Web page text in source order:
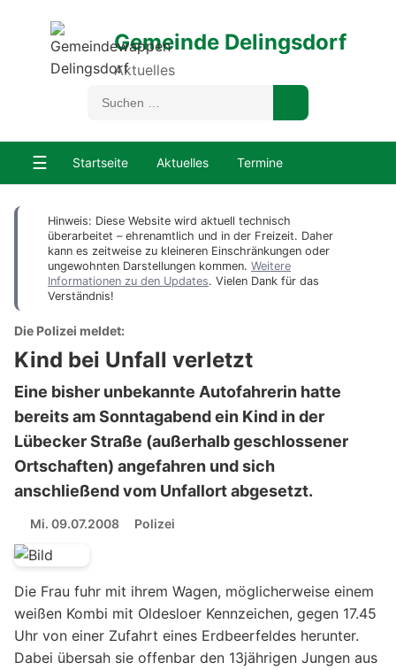
Gemeinde Delingsdorf
Aktuelles
☰ Startseite Aktuelles Termine
Hinweis: Diese Website wird aktuell technisch
überarbeitet – ehrenamtlich und in der Freizeit. Daher
kann es zeitweise zu kleineren Einschränkungen oder
ungewohnten Darstellungen kommen. Weitere
Informationen zu den Updates. Vielen Dank für das
Verständnis!
Die Polizei meldet:
Kind bei Unfall verletzt
Eine bisher unbekannte Autofahrerin hatte
bereits am Sonntagabend ein Kind in der
Lübecker Straße (außerhalb geschlossener
Ortschaften) angefahren und sich
anschließend vom Unfallort abgesetzt.
Mi. 09.07.2008 Polizei
Die Frau fuhr mit ihrem Wagen, möglicherweise einem
weißen Kombi mit Oldesloer Kennzeichen, gegen 17.45
Uhr von einer Zufahrt eines Erdbeerfeldes herunter.
Dabei übersah sie offenbar den 13jährigen Jungen aus